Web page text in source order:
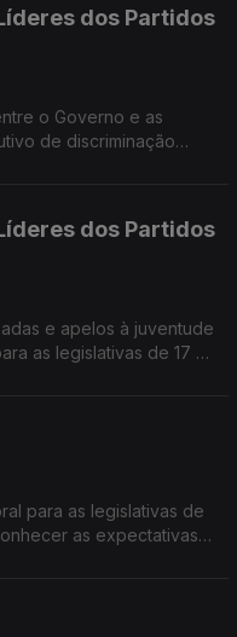
dos Partidos
o Governo e as
de discriminação
dos Partidos
e apelos à juventude
as legislativas de 17 de
para as legislativas de
as expectativas